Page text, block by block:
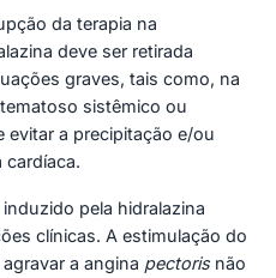
da terapia na
deve ser retirada
graves, tais como, na
sistêmico ou
evitar a precipitação e/ou
cardíaca.
pela hidralazina
clínicas. A estimulação do
a angina pectorisnão